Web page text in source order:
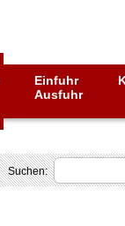
Einfuhr
Ausfuhr
Suchen: